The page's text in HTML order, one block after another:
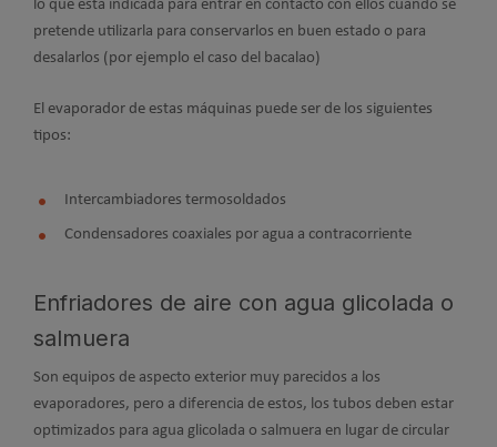
lo que está indicada para entrar en contacto con ellos cuando se
pretende utilizarla para conservarlos en buen estado o para
desalarlos (por ejemplo el caso del bacalao)
El evaporador de estas máquinas puede ser de los siguientes
tipos:
Intercambiadores termosoldados
Condensadores coaxiales por agua a contracorriente
Enfriadores de aire con agua glicolada o
salmuera
Son equipos de aspecto exterior muy parecidos a los
evaporadores, pero a diferencia de estos, los tubos deben estar
optimizados para agua glicolada o salmuera en lugar de circular